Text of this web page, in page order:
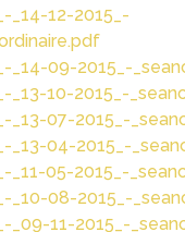
_14-12-2015_-
_14-09-2015_-
_13-10-2015_-
_13-07-2015_-
_13-04-2015_-
_11-05-2015_-
_10-08-2015_-
_09-11-2015_-